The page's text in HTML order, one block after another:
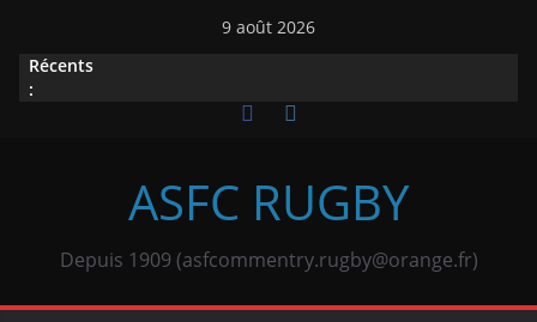
contenu
9 août 2026
Récents
:
ASFC RUGBY
Depuis 1909 (asfcommentry.rugby@orange.fr)